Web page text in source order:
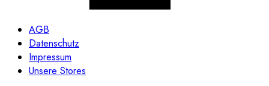
AGB
Datenschutz
Impressum
Unsere Stores